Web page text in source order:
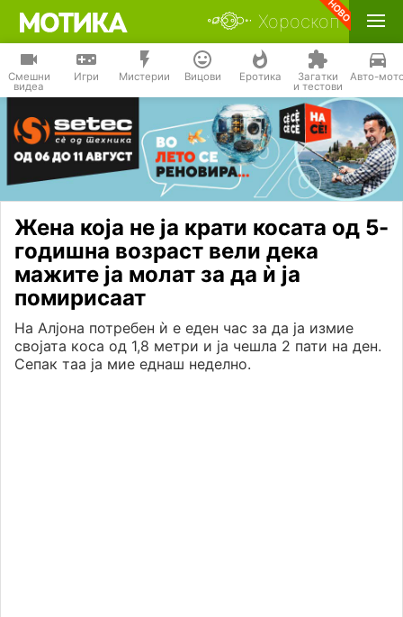
Хороскоп
Смешни
видеа
Игри Мистерии Вицови Еротика Загатки
и тестови
Авто-
Жена која не ја крати косата од 5-
годишна возраст вели дека
мажите ја молат за да ѝ ја
помирисаат
На Алјона потребен ѝ е еден час за да ја измие
својата коса од 1,8 метри и ја чешла 2 пати на ден.
Сепак таа ја мие еднаш неделно.